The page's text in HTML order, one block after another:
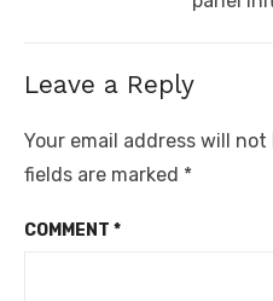
Leave a Reply
Your email address will not
fields are marked *
COMMENT *